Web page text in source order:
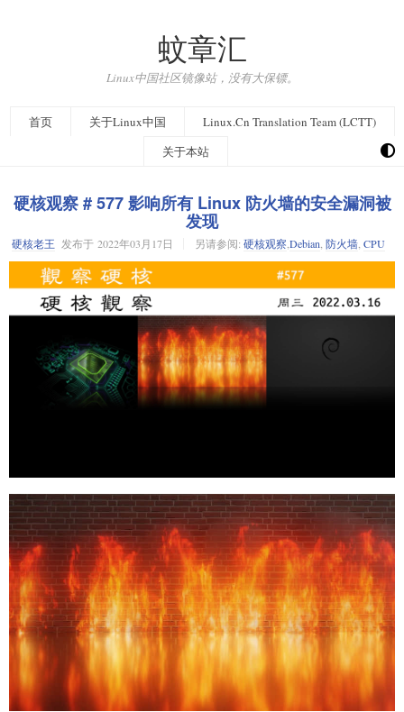
蚊章汇
Linux中国社区镜像站，没有大保镖。
首页 关于Linux中国
Linux.Cn Translation Team (LCTT)
关于本站
硬核观察 # 577 影响所有 Linux 防火墙的安全漏洞被
发现
硬核老王 发布于 2022年03月17日 另请参阅: 硬核观察 Debian 防火墙 CPU